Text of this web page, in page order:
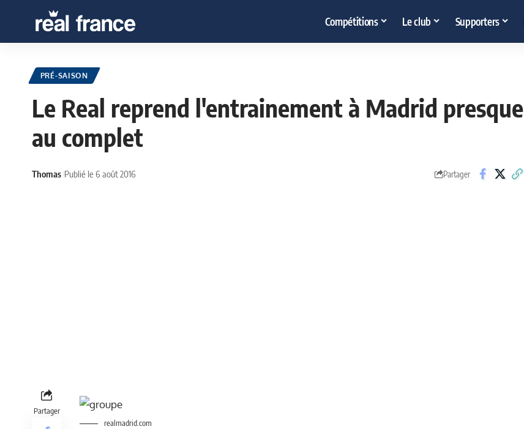
Compétitions Le club Supporters
PRÉ-SAISON
Le Real reprend l'entrainement à Madrid presque
au complet
Thomas Publié le 6 août 2016 Partager
Partager
realmadrid.com